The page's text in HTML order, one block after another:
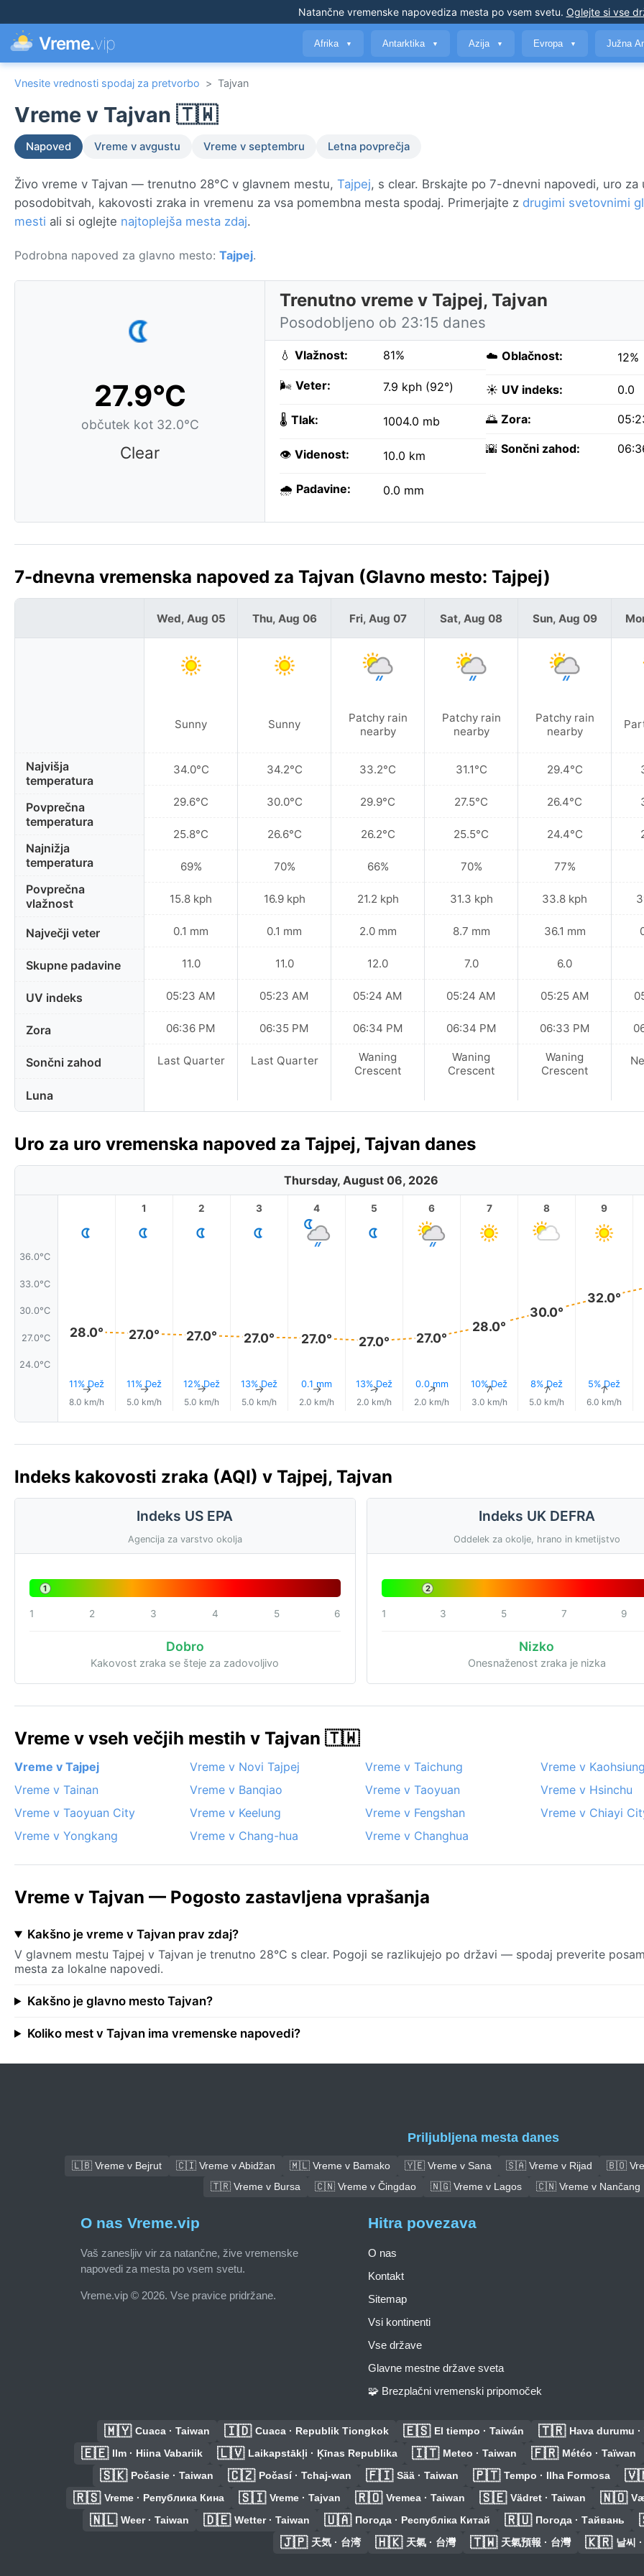
Natančne vremenske napovediza mesta po vsem svetu. Oglejte si vse
Vreme.vip Afrika ▼ Antarktika ▼ Azija ▼ Evropa ▼ Južna
Vnesite vrednosti spodaj za pretvorbo > Tajvan
Vreme v Tajvan 🇹🇼
Napoved Vreme v avgustu Vreme v septembru Letna povprečja
Živo vreme v Tajvan — trenutno 28°C v glavnem mestu, Tajpej, s clear. Brskajte po 7-dnevni napovedi, uro za
posodobitvah, kakovosti zraka in vremenu za vsa pomembna mesta spodaj. Primerjajte z drugimi svetovnimi
mesti ali si oglejte najtoplejša mesta zdaj.
Podrobna napoved za glavno mesto: Tajpej.
27.9°C
občutek kot 32.0°C
Clear
Trenutno vreme v Tajpej, Tajvan
Posodobljeno ob 23:15 danes
💧 Vlažnost: 81%
🌬️ Veter: 7.9 kph (92°)
🌡️ Tlak: 1004.0 mb
👁️ Videnost: 10.0 km
🌧️ Padavine: 0.0 mm
☁️ Oblačnost: 12%
☀️ UV indeks: 0.0
🌅 Zora:
🌇 Sončni zahod:
7-dnevna vremenska napoved za Tajvan (Glavno mesto: Tajpej)
Najvišja
temperatura
Povprečna
temperatura
Najnižja
temperatura
Povprečna
vlažnost
Največji veter
Skupne padavine
UV indeks
Zora
Sončni zahod
Luna
Wed, Aug 05
Sunny
34.0°C
29.6°C
25.8°C
69%
15.8 kph
0.1 mm
11.0
05:23 AM
06:36 PM
Last Quarter
Thu, Aug 06
Sunny
34.2°C
30.0°C
26.6°C
70%
16.9 kph
0.1 mm
11.0
05:23 AM
06:35 PM
Last Quarter
Fri, Aug 07
Patchy rain
nearby
33.2°C
29.9°C
26.2°C
66%
21.2 kph
2.0 mm
12.0
05:24 AM
06:34 PM
Waning
Crescent
Sat, Aug 08
Patchy rain
nearby
31.1°C
27.5°C
25.5°C
70%
31.3 kph
8.7 mm
7.0
05:24 AM
06:34 PM
Waning
Crescent
Sun, Aug 09
Patchy rain
nearby
29.4°C
26.4°C
24.4°C
77%
33.8 kph
36.1 mm
6.0
05:25 AM
06:33 PM
Waning
Crescent
Uro za uro vremenska napoved za Tajpej, Tajvan danes
Thursday, August 06, 2026
36.0°C
33.0°C
30.0°C
27.0°C
24.0°C
28.0°
11% Dež
↑
8.0 km/h
1
27.0°
11% Dež
↑
5.0 km/h
2
27.0°
12% Dež
↑
5.0 km/h
3
27.0°
13% Dež
↑
5.0 km/h
4
27.0°
0.1 mm
↑
2.0 km/h
5
27.0°
13% Dež
↑
2.0 km/h
6
27.0°
0.0 mm
↑
2.0 km/h
7
28.0°
10% Dež
↑
3.0 km/h
8
30.0°
8% Dež
↑
5.0 km/h
9
32.0°
5% Dež
↑
6.0 km/h
Indeks kakovosti zraka (AQI) v Tajpej, Tajvan
Indeks US EPA
Agencija za varstvo okolja
1
1 2 3 4 5 6
Dobro
Kakovost zraka se šteje za zadovoljivo
Indeks UK DEFRA
Oddelek za okolje, hrano in kmetijstvo
2
1 3 5 7 9
Nizko
Onesnaženost zraka je nizka
Vreme v vseh večjih mestih v Tajvan 🇹🇼
Vreme v Tajpej Vreme v Novi Tajpej Vreme v Taichung
Vreme v Kaohsiung
Vreme v Tainan
Vreme v Banqiao Vreme v Taoyuan
Vreme v Hsinchu
Vreme v Taoyuan City
Vreme v Keelung Vreme v Fengshan
Vreme v Chiayi
Vreme v Yongkang
Vreme v Chang-hua Vreme v Changhua
Vreme v Tajvan — Pogosto zastavljena vprašanja
Kakšno je vreme v Tajvan prav zdaj?
V glavnem mestu Tajpej v Tajvan je trenutno 28°C s clear. Pogoji se razlikujejo po državi — spodaj preverite
mesta za lokalne napovedi.
Kakšno je glavno mesto Tajvan?
Koliko mest v Tajvan ima vremenske napovedi?
Priljubljena mesta danes
🇱🇧 Vreme v Bejrut 🇨🇮 Vreme v Abidžan 🇲🇱 Vreme v Bamako 🇾🇪 Vreme v Sana 🇸🇦 Vreme v Rijad 🇧🇴
🇹🇷 Vreme v Bursa
🇨🇳 Vreme v Čingdao 🇳🇬 Vreme v Lagos 🇨🇳 Vreme v Nančang
O nas Vreme.vip
Vaš zanesljiv vir za natančne, žive vremenske
napovedi za mesta po vsem svetu.
Vreme.vip © 2026. Vse pravice pridržane.
Hitra povezava
O nas
Kontakt
Sitemap
Vsi kontinenti
Vse države
Glavne mestne države sveta
🧩 Brezplačni vremenski pripomoček
🇲🇾 Cuaca · Taiwan 🇮🇩 Cuaca · Republik Tiongkok 🇪🇸 El tiempo · Taiwán 🇹🇷 Hava durumu ·
🇪🇪 Ilm · Hiina Vabariik 🇱🇻 Laikapstākļi · Ķīnas Republika 🇮🇹 Meteo · Taiwan 🇫🇷 Météo · Taïwan
🇸🇰 Počasie · Taiwan 🇨🇿 Počasí · Tchaj-wan 🇫🇮 Sää · Taiwan 🇵🇹 Tempo · Ilha Formosa
🇷🇸 Vreme · Република Кина 🇸🇮 Vreme · Tajvan 🇷🇴 Vremea · Taiwan 🇸🇪 Vädret · Taiwan 🇳🇴
🇳🇱 Weer · Taiwan 🇩🇪 Wetter · Taiwan 🇺🇦 Погода · Республіка Китай 🇷🇺 Погода · Тайвань
🇯🇵 天気 · 台湾 🇭🇰 天氣 · 台灣 🇹🇼 天氣預報 · 台灣 🇰🇷 날씨